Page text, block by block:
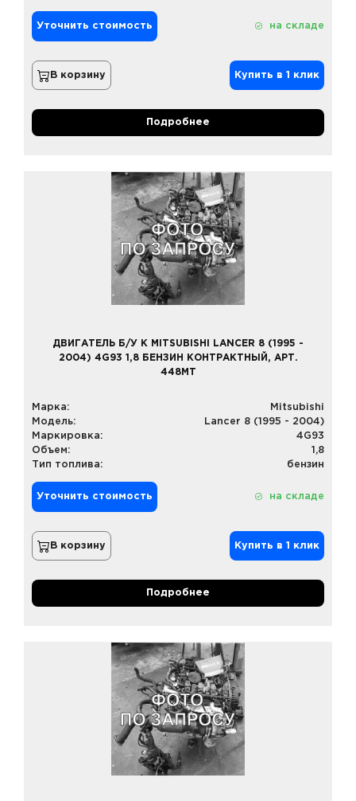
Уточнить стоимость на складе
В корзину Купить в 1 клик
Подробнее
ДВИГАТЕЛЬ Б/У К MITSUBISHI LANCER 8 (1995 -
2004) 4G93 1,8 БЕНЗИН КОНТРАКТНЫЙ, АРТ.
448MT
Марка:
Mitsubishi
Модель:
Lancer 8 (1995 - 2004)
Маркировка:
4G93
Объем:
1,8
Тип топлива:
бензин
Уточнить стоимость на складе
В корзину Купить в 1 клик
Подробнее